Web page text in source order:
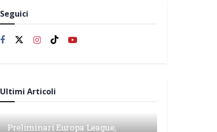
Seguici
Ultimi Articoli
Preliminari Europa League,